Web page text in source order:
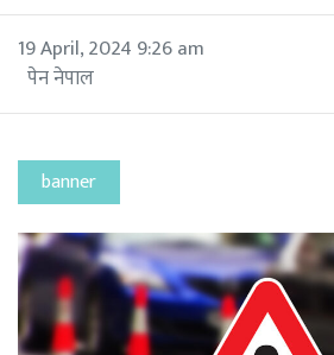
19 April, 2024 9:26 am
पेन नेपाल
banner